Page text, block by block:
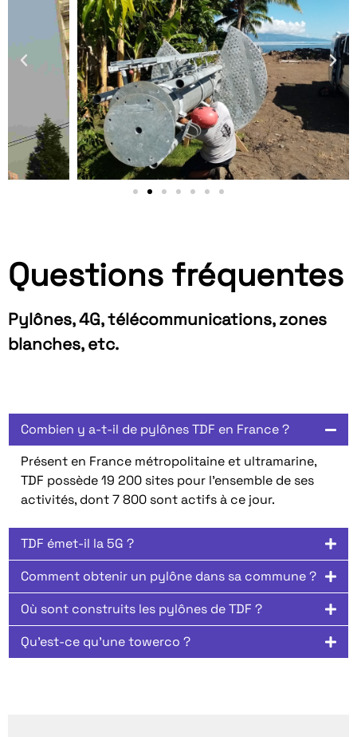
Questions fréquentes
Pylônes, 4G, télécommunications, zones
blanches, etc.
Combien y a-t-il de pylônes TDF en France ?
Présent en France métropolitaine et ultramarine,
TDF possède 19 200 sites pour l’ensemble de ses
activités, dont 7 800 sont actifs à ce jour.
TDF émet-il la 5G ?
Comment obtenir un pylône dans sa commune ?
Où sont construits les pylônes de TDF ?
Qu'est-ce qu'une towerco ?